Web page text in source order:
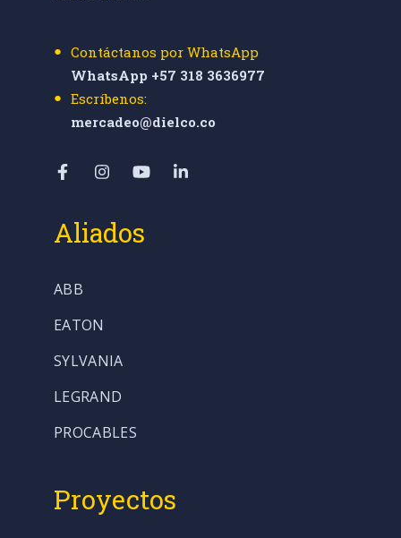
Contáctanos por WhatsApp
WhatsApp +57 318 3636977
Escríbenos:
mercadeo@dielco.co
Aliados
ABB
EATON
SYLVANIA
LEGRAND
PROCABLES
Proyectos